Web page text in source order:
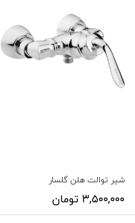
شیر توالت هلن گلسار
۳,۵۰۰,۰۰۰ تومان